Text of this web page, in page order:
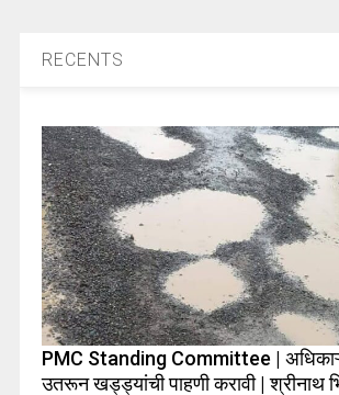
RECENTS
PMC Standing Committee |
उतरून खड्ड्यांची पाहणी करावी | श्रीनाथ